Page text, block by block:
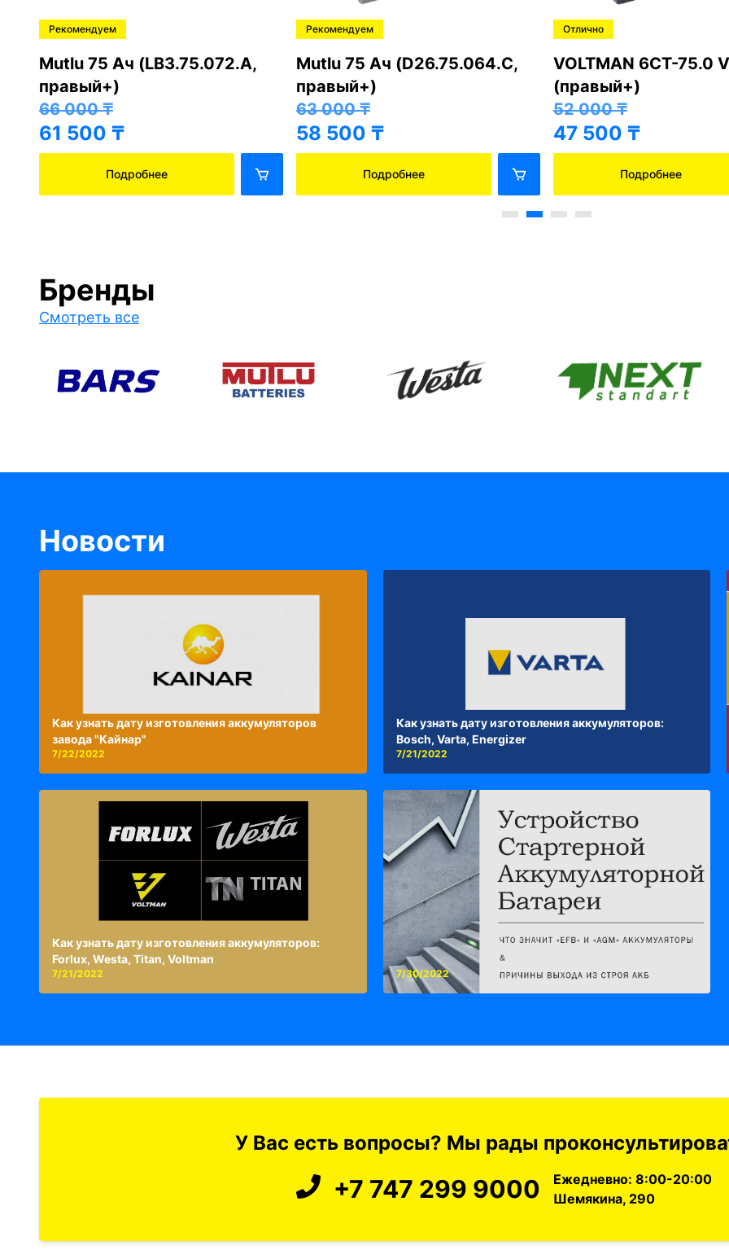
Рекомендуем
Mutlu 75 Ач (LB3.75.072.A,
правый+)
66 000₸
61 500 ₸
Подробнее
Рекомендуем
Mutlu 75 Ач (D26.75.064.C,
правый+)
63 000₸
58 500 ₸
Подробнее
Отлично
VOLTMAN 6CT-75.0
(правый+)
52 000₸
47 500 ₸
Подробнее
Бренды
Смотреть все
Новости
Как узнать дату изготовления аккумуляторов
завода "Кайнар"
7/22/2022
Как узнать дату изготовления аккумуляторов:
Bosch, Varta, Energizer
7/21/2022
Как узнать дату изготовления аккумуляторов:
Forlux, Westa, Titan, Voltman
7/21/2022 7/30/2022
У Вас есть вопросы? Мы рады
+7 747 299 9000
Ежедневно: 8:00-20:00
Шемякина, 290